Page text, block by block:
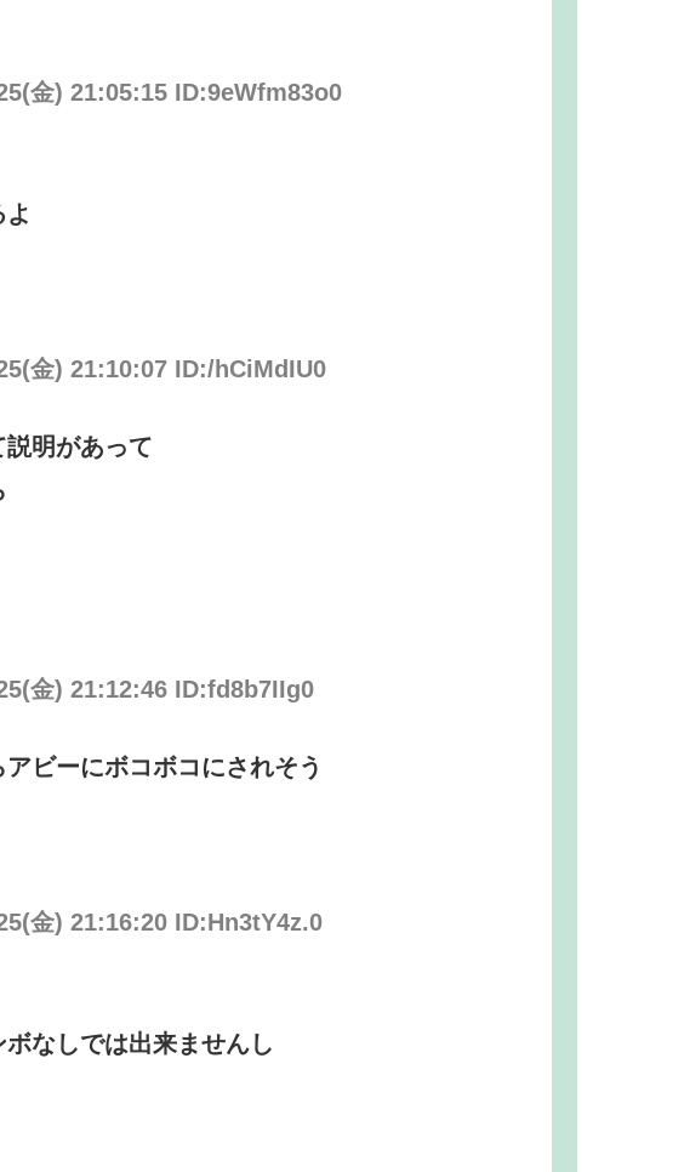
金) 21:05:15 ID:9eWfm83o0
金) 21:10:07 ID:/hCiMdIU0
明があって
金) 21:12:46 ID:fd8b7IIg0
ビーにボコボコにされそう
金) 21:16:20 ID:Hn3tY4z.0
なしでは出来ませんし